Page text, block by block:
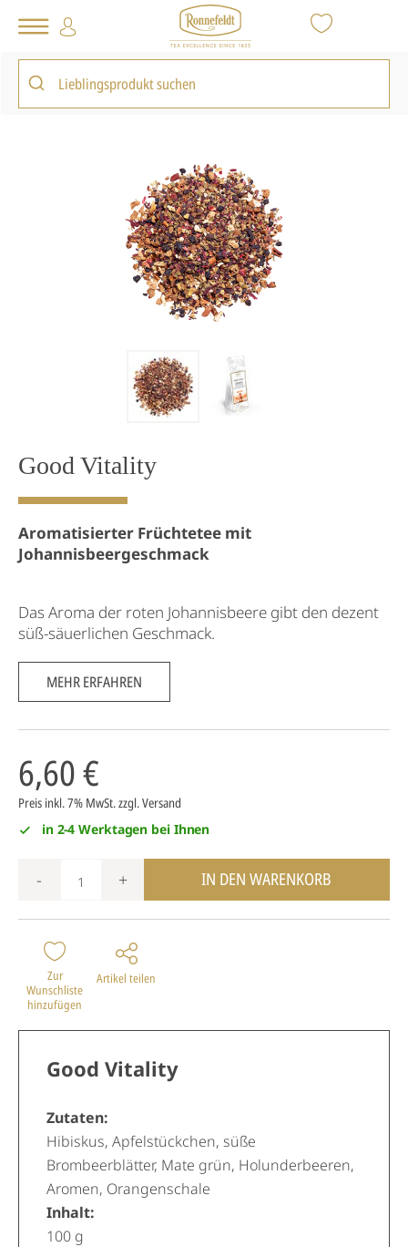
Tee Shop Loser Tee Wellness Tee
zurück zur Artikelübersicht
Good Vitality
Aromatisierter Früchtetee mit
Johannisbeergeschmack
Das Aroma der roten Johannisbeere gibt den dezent
süß-säuerlichen Geschmack.
MEHR ERFAHREN
6,60 €
Preis inkl. 7% MwSt.zzgl. Versand
in 2-4 Werktagen bei Ihnen
+
- IN DEN WARENKORB
Zur
Wunschliste
hinzufügen
Artikel teilen
Good Vitality
Zutaten:
Hibiskus, Apfelstückchen, süße
Brombeerblätter, Mate grün, Holunderbeeren,
Aromen, Orangenschale
Inhalt:
100 g